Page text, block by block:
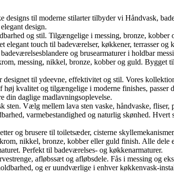
til moderne stilarter tilbyder vi Håndvask,
design.
og stil. Tilgængelige i messing, bronze, kobber
touch til badeværelser, køkkener, terrasser og
og brusearmaturer i holdbar
messing, nikkel, bronze, kobber og guld. Bygget
til ydeevne, effektivitet og stil. Vores
kvalitet og tilgængelige i moderne finishes, passer
din daglige madlavningsoplevelse.
Vælg mellem lava sten vaske, håndvaske, fliser,
varmebestandighed og naturlig skønhed. Hvert
og brusere til toiletsæder, cisterne
nikkel, bronze, kobber eller guld finish. Alle dele
Perfekt til badeværelses- og køkkenarmaturer.
afløbssæt og afløbsdele. Fås i messing og
og er uundværlige i enhver køkkenvask-